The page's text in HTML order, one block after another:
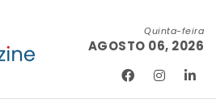
Quinta-feira
AGOSTO 06, 2026